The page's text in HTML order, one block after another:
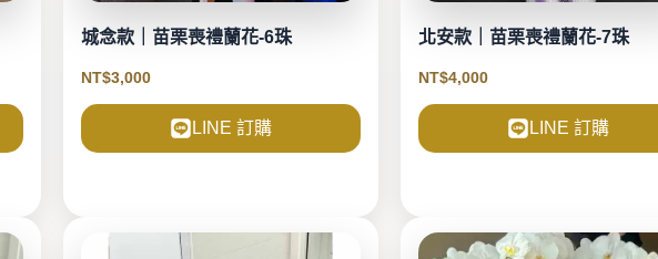
城念款｜苗栗喪禮蘭花-6珠
NT$3,000
LINE 訂購
北安款｜苗栗喪禮蘭花-7珠
NT$4,000
LINE 訂購